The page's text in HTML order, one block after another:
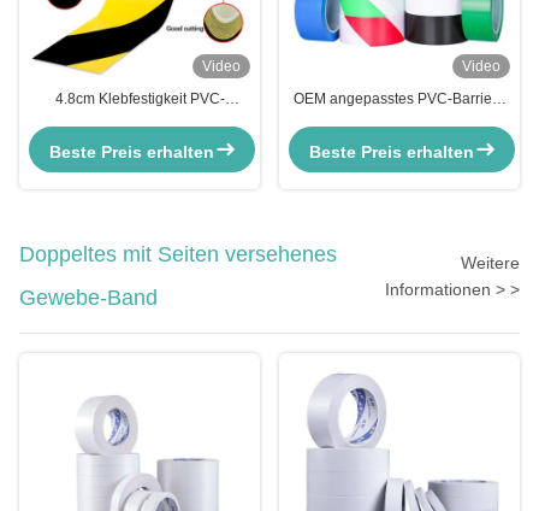
Video
4.8cm Klebfestigkeit PVC-
Beste Preis erhalten
Video
OEM angepasstes PVC-Barriere
Beste Preis erhalten
Doppeltes mit Seiten versehenes
Gewebe-Band
Weitere
Informationen > >